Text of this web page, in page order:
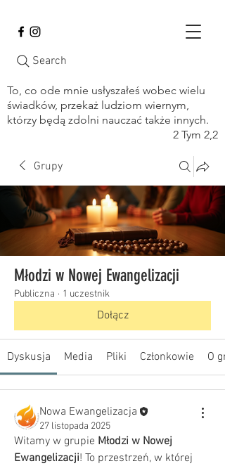
Search
To, co ode mnie usłyszałeś wobec wielu
świadków, przekaż ludziom wiernym,
którzy będą zdolni nauczać także innych.
2 Tym 2,2
Grupy
Młodzi w Nowej Ewangelizacji
Publiczna · 1 uczestnik
Dołącz
Dyskusja Media Pliki Członkowie O
Nowa Ewangelizacja
27 listopada 2025
Witamy w grupie Młodzi w Nowej
Ewangelizacji! To przestrzeń, w której